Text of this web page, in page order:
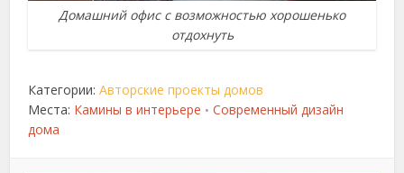
Домашний офис с возможностью хорошенько
отдохнуть
Категории:Авторские проекты домов
Места: Камины в интерьере • Современный дизайн
дома